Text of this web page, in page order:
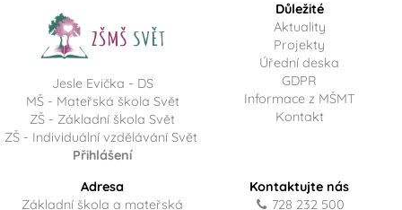
Jesle Evička - DS
MŠ - Mateřská škola Svět
ZŠ - Základní škola Svět
ZŠ - Individuální vzdělávání Svět
Přihlášení
Důležité
Aktuality
Projekty
Úřední deska
GDPR
Informace z MŠMT
Kontakt
Adresa
Základní škola a mateřská
Kontaktujte nás
728 232 500